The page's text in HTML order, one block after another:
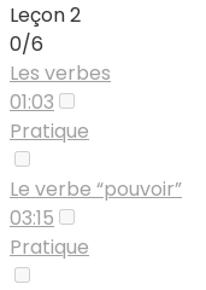
Leçon 2
0/6
Les verbes
01:03
Pratique
Le verbe “pouvoir”
03:15
Pratique